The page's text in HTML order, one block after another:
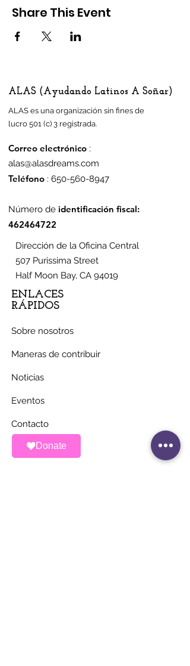
Donate
Share This Event
ALAS (Ayudando Latinos A Soñar)
ALAS es una organización sin fines de
lucro 501 (c) 3 registrada.
Correo electrónico :
alas@alasdreams.com
Teléfono : 650-560-8947
Número de identificación fiscal:
462464722
Dirección de la Oficina Central
507 Purissima Street
Half Moon Bay, CA 94019
ENLACES
RÁPIDOS
Sobre nosotros
Maneras de contribuir
Noticias
Eventos
Contacto